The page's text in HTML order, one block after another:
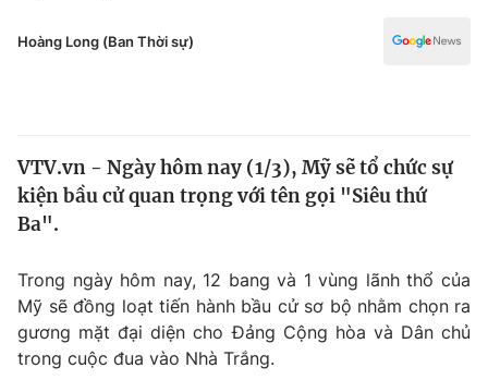
Thế giới
Thế giới đó đây
Câu chuyện quốc tế
Kinh tế
Tài chính
Thị trường
Dữ liệu và đời sống
Y tế
Hoàng Long (Ban Thời sự)
VTV.vn - Ngày hôm nay (1/3), Mỹ sẽ tổ chức sự
kiện bầu cử quan trọng với tên gọi "Siêu thứ
Ba".
Trong ngày hôm nay, 12 bang và 1 vùng lãnh thổ của
Mỹ sẽ đồng loạt tiến hành bầu cử sơ bộ nhằm chọn ra
gương mặt đại diện cho Đảng Cộng hòa và Dân chủ
trong cuộc đua vào Nhà Trắng.